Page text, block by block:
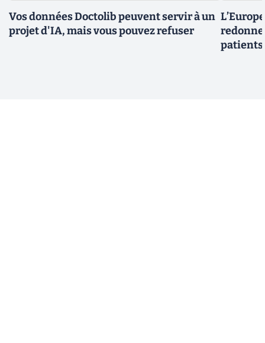
Vos données Doctolib peuvent servir à un
projet d'IA, mais vous pouvez refuser
patients